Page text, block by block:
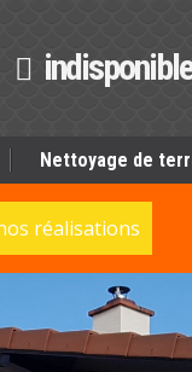
indisponible
Nettoyage de
réalisations